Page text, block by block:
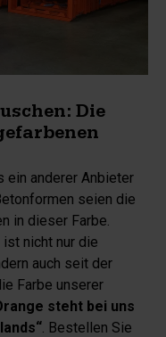
Die
anderer Anbieter
seien die
in dieser Farbe.
nicht nur die
auch seit der
Farbe unserer
steht bei uns
. Bestellen Sie